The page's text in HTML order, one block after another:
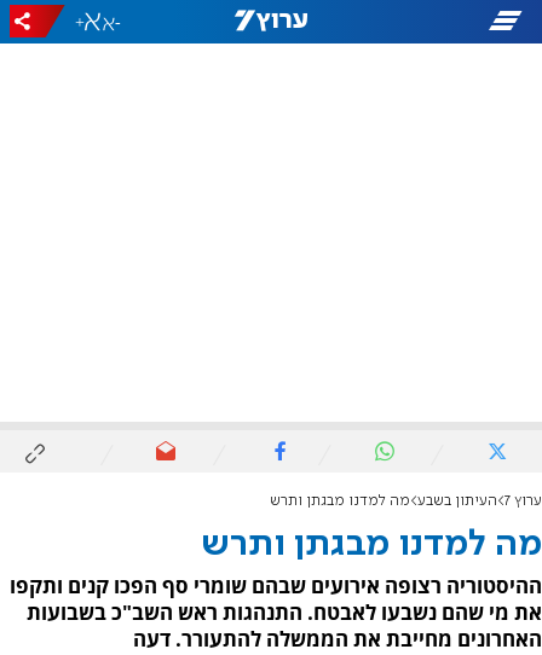
-
+
ערוץ 7 העיתון בשבע מה למדנו מבגתן ותרש
מה למדנו מבגתן ותרש
ההיסטוריה רצופה אירועים שבהם שומרי סף הפכו קנים ותקפו
את מי שהם נשבעו לאבטח. התנהגות ראש השב"כ בשבועות
האחרונים מחייבת את הממשלה להתעורר. דעה